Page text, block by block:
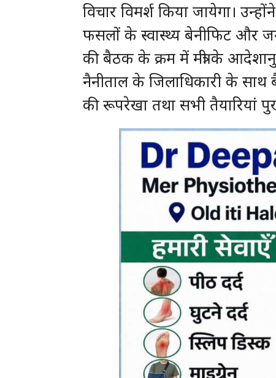
विचार विमर्श किया जायेगा।
फसलों के स्वास्थ्य बेनीफिट और
की बैठक के क्रम में मंत्री के
नैनीताल के जिलाधिकारी के साथ
की रूपरेखा तथा सभी तैयारियां